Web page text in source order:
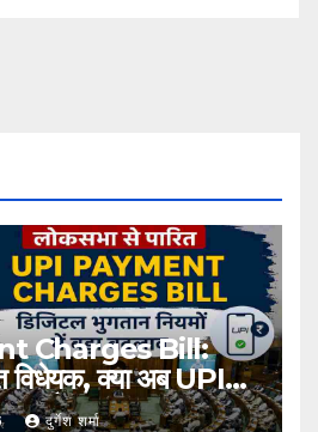
Charges Bill:
विधेयक, क्या अब UPI
है शुल्क?
दुर्गेश शर्मा